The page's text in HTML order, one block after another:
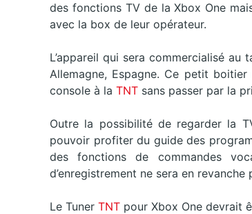
des fonctions TV de la Xbox One
avec la box de leur opérateur.
L’appareil qui sera commercialisé
Allemagne, Espagne. Ce petit
console à la TNT sans passer par la
Outre la possibilité de regarder la
pouvoir profiter du guide des
des fonctions de commandes
d’enregistrement ne sera en revanche
Le Tuner TNT pour Xbox One devrait